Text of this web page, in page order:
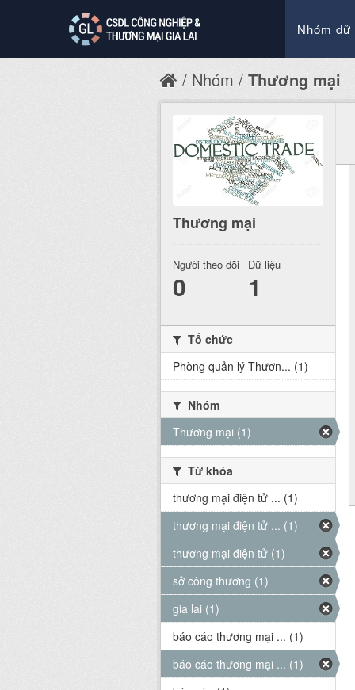
Nhóm dữ
Nhóm Thương mại
Thương mại
Người theo dõi
0
Dữ liệu
1
Tổ chức
Phòng quản lý Thươn... (1)
Nhóm
Thương mại (1)
Từ khóa
thương mại điện tử ... (1)
thương mại điện tử ... (1)
thương mại điện tử (1)
sở công thương (1)
gia lai (1)
báo cáo thương mại ... (1)
báo cáo thương mại ... (1)